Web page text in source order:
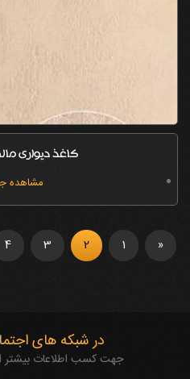
کاغذ دیواری مالنا
مشاهده
«
1
2
3
4
در شبکه های
جهت کسب اطلاعات بیشتر